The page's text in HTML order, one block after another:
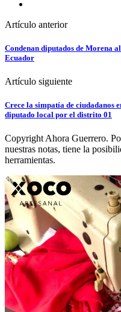
Artículo anterior
Condenan diputados de Morena
Ecuador
Artículo siguiente
Crece la simpatía de ciudadanos
diputado local por el distrito 01
Copyright Ahora Guerrero.
nuestras notas, tiene la
herramientas.